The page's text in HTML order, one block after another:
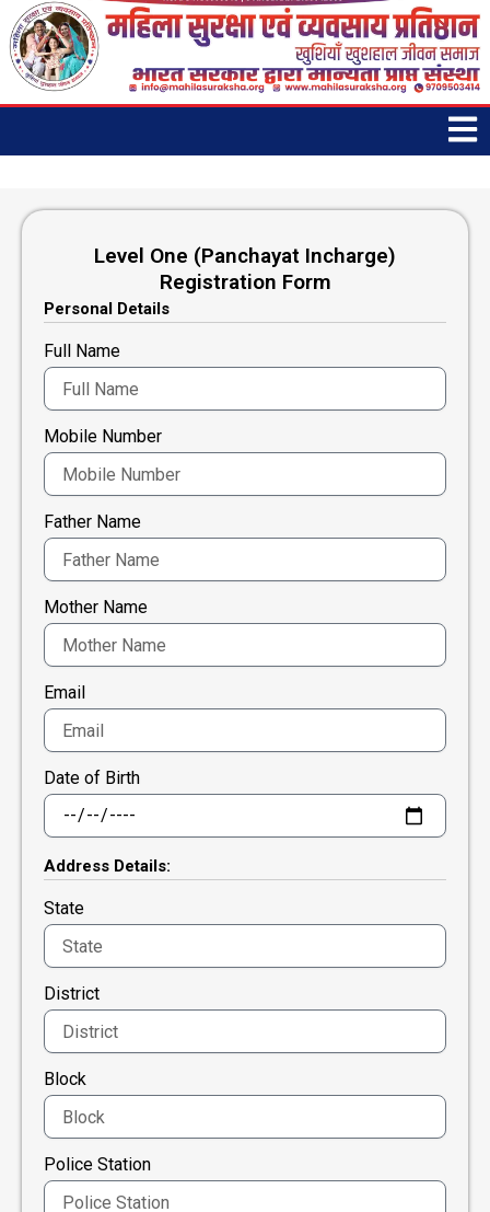
Skip
to
content
Level One (Panchayat Incharge)
Registration Form
Personal Details
Full Name
Mobile Number
Father Name
Mother Name
Email
Date of Birth
Address Details:
State
District
Block
Police Station